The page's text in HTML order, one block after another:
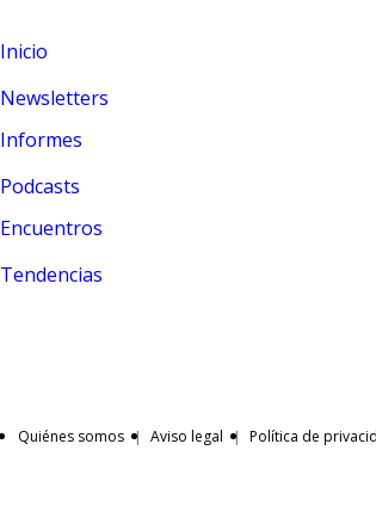
Inicio
Newsletters
Informes
Podcasts
Encuentros
Tendencias
Quiénes somos Aviso legal Política de